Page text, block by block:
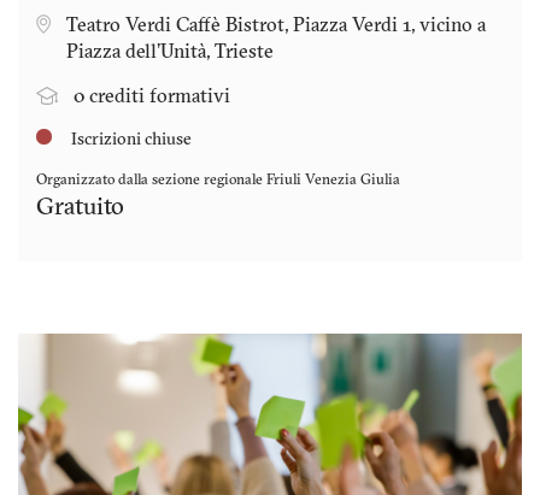
Teatro Verdi Caffè Bistrot, Piazza Verdi 1, vicino a
Piazza dell'Unità, Trieste
0 crediti formativi
Iscrizioni chiuse
Organizzato dalla sezione regionale Friuli Venezia Giulia
Gratuito